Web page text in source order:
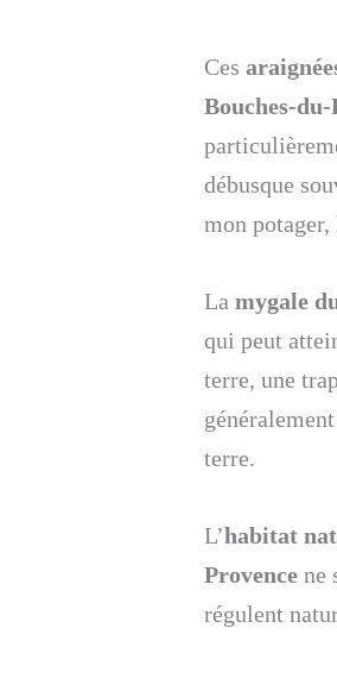
Ces
Bouches-du-
débusque
mon
La mygale
qui peut
terre, une
terre.
L’habitat
Provence ne
régulent